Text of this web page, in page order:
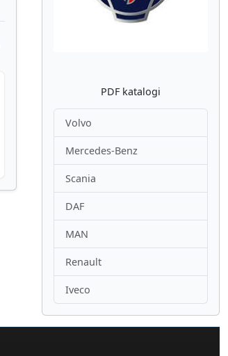
PDF katalogi
Volvo
Mercedes-Benz
Scania
DAF
MAN
Renault
Iveco